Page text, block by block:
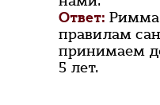
Ответ: Римма
правилам
принимаем
5 лет.